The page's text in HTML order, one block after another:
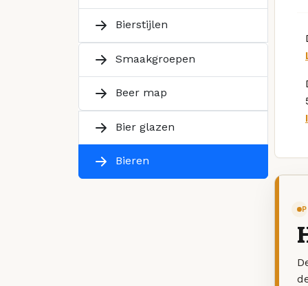
Bierstijlen
Smaakgroepen
Beer map
Bier glazen
Bieren